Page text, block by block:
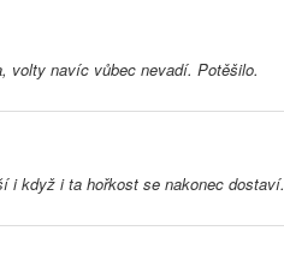
volty navíc vůbec nevadí. Potěšilo.
i když i ta hořkost se nakonec dostaví.